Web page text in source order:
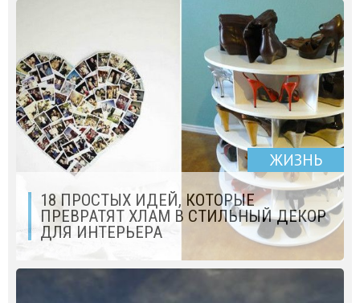
ЖИЗНЬ
18 ПРОСТЫХ ИДЕЙ, КОТОРЫЕ
ПРЕВРАТЯТ ХЛАМ В СТИЛЬНЫЙ ДЕКОР
ДЛЯ ИНТЕРЬЕРА